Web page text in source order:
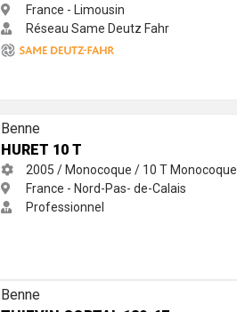
France - Limousin
Réseau Same Deutz Fahr
Benne
HURET 10 T
2005 / Monocoque / 10 T Monocoque
France - Nord-Pas- de-Calais
Professionnel
Benne